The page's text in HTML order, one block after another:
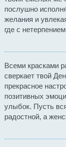
послушно
желания и
где с
Всеми красками
сверкает твой
прекрасное
позитивных
улыбок. Пусть
радостной, а